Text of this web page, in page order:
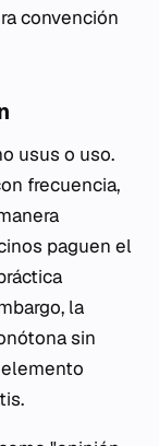
convención
usus o uso.
frecuencia,
paguen el
la
sin
.